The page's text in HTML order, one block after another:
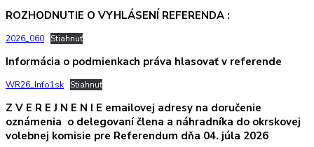
ROZHODNUTIE O VYHLÁSENÍ REFERENDA :
2026_060 Stiahnuť
Informácia o podmienkach práva hlasovať v referende
WR26_Info1sk Stiahnuť
Z V E R E J N E N I E emailovej adresy na doručenie
oznámenia o delegovaní člena a náhradníka do okrskovej
volebnej komisie pre Referendum dňa 04. júla 2026